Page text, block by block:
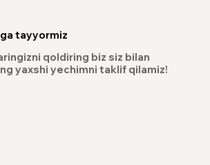
tayyormiz
qoldiring biz siz bilan
yaxshi yechimni taklif qilamiz!